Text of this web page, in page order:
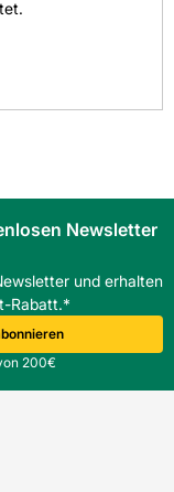
Newsletter
und erhalten
Rabatt.*
200€